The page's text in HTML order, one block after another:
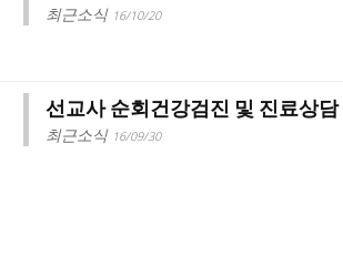
최근소식 16/10/20
선교사 순회건강검진 및 진료상담
최근소식 16/09/30